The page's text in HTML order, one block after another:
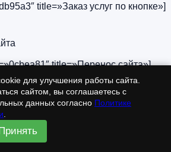
для улучшения работы сайта.
сайтом, вы соглашаетесь с
данных согласно Политике
title=»Заказ услуг по кнопке»]
title=»Перенос сайта»]
title=»Заказ услуг по кнопке»]